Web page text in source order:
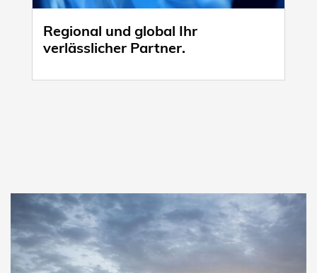
Regional und global Ihr
verlässlicher Partner.